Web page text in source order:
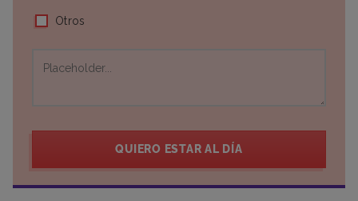
Otros
QUIERO ESTAR AL DÍA